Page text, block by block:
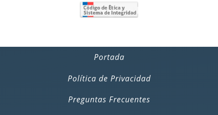
Portada
Política de Privacidad
Preguntas Frecuentes